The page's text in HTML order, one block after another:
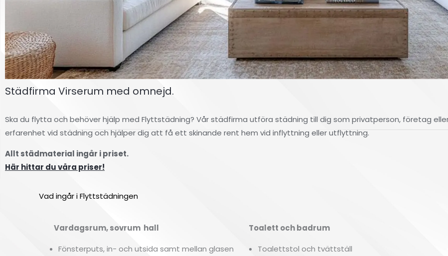
Städfirma Virserum med omnejd.
Ska du flytta och behöver hjälp med Flyttstädning? Vår städfirma utföra städning till dig som privatperson, företag
erfarenhet vid städning och hjälper dig att få ett skinande rent hem vid inflyttning eller utflyttning.
Allt städmaterial ingår i priset.
Här hittar du våra priser!
Vad ingår i Flyttstädningen
Vardagsrum, sovrum hall
Fönsterputs, in- och utsida samt mellan glasen
Toalett och badrum
Toalettstol och tvättställ